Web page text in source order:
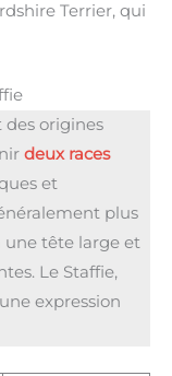
Terrier, qui
des origines
deux races
et
plus
une tête large et
Le Staffie,
expression